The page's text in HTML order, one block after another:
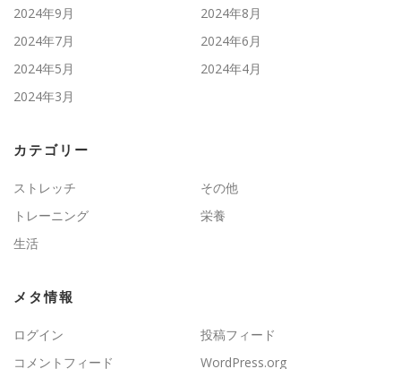
2024年9月
2024年8月
2024年7月
2024年6月
2024年5月
2024年4月
2024年3月
カテゴリー
ストレッチ
その他
トレーニング
栄養
生活
メタ情報
ログイン
投稿フィード
コメントフィード
WordPress.org